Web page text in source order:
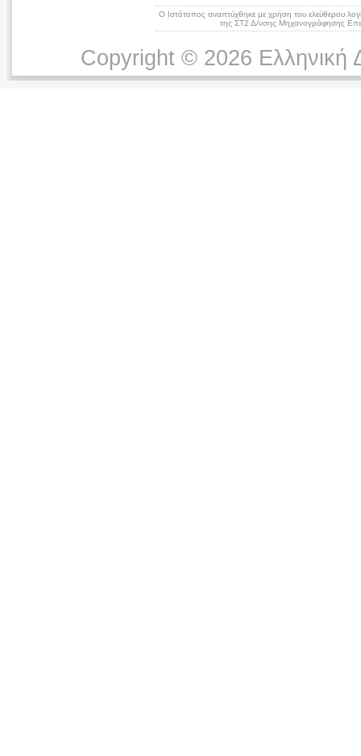
Ο Ιστότοπος αναπτύχθηκε με χρήση του ελεύθερου
της ΣΤ2 Δ/νσης Μηχανογράφησης
Copyright © 2026